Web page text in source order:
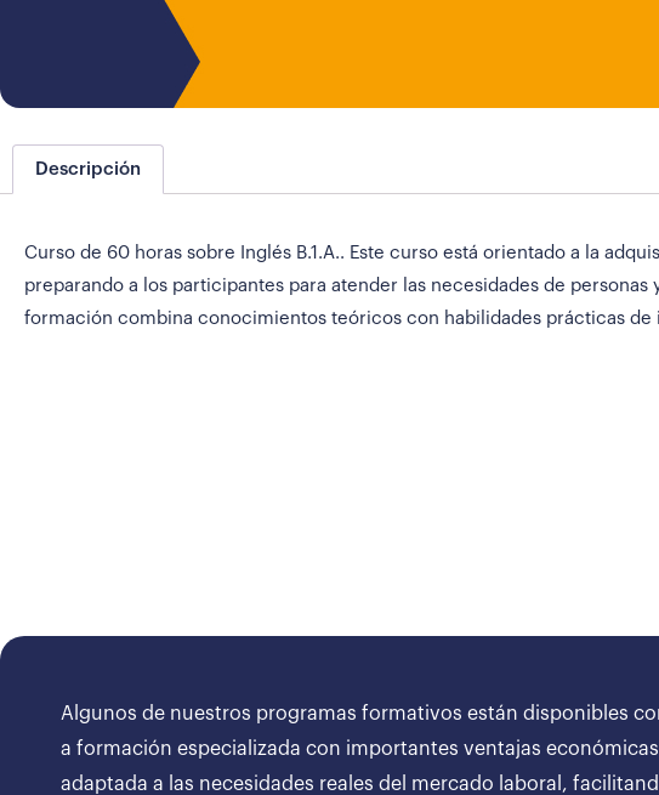
Descripción
Curso de 60 horas sobre Inglés B.1.A.. Este curso está orientado a la
preparando a los participantes para atender las necesidades de
formación combina conocimientos teóricos con habilidades prácticas
Algunos de nuestros programas formativos están disponibles
a formación especializada con importantes ventajas
adaptada a las necesidades reales del mercado laboral,